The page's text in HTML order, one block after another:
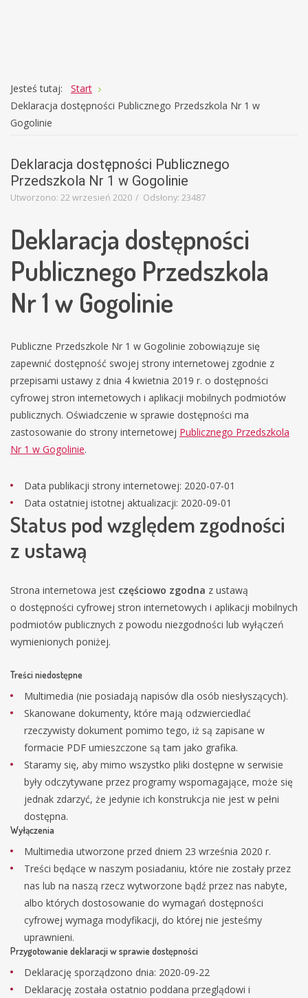
Jesteś tutaj:
Start
Deklaracja dostępności Publicznego Przedszkola Nr 1 w
Gogolinie
Deklaracja dostępności Publicznego
Przedszkola Nr 1 w Gogolinie
Utworzono: 22 wrzesień 2020 Odsłony: 23487
Deklaracja dostępności
Publicznego Przedszkola
Nr 1 w Gogolinie
Publiczne Przedszkole Nr 1 w Gogolinie zobowiązuje się
zapewnić dostępność swojej strony internetowej zgodnie z
przepisami ustawy z dnia 4 kwietnia 2019 r. o dostępności
cyfrowej stron internetowych i aplikacji mobilnych podmiotów
publicznych. Oświadczenie w sprawie dostępności ma
zastosowanie do strony internetowej Publicznego Przedszkola
Nr 1 w Gogolinie.
Data publikacji strony internetowej: 2020-07-01
Data ostatniej istotnej aktualizacji: 2020-09-01
Status pod względem zgodności
z ustawą
Strona internetowa jest częściowo zgodna z ustawą
o dostępności cyfrowej stron internetowych i aplikacji mobilnych
podmiotów publicznych z powodu niezgodności lub wyłączeń
wymienionych poniżej.
Treści niedostępne
Multimedia (nie posiadają napisów dla osób niesłyszących).
Skanowane dokumenty, które mają odzwierciedlać
rzeczywisty dokument pomimo tego, iż są zapisane w
formacie PDF umieszczone są tam jako grafika.
Staramy się, aby mimo wszystko pliki dostępne w serwisie
były odczytywane przez programy wspomagające, może się
jednak zdarzyć, że jedynie ich konstrukcja nie jest w pełni
dostępna.
Wyłączenia
Multimedia utworzone przed dniem 23 września 2020 r.
Treści będące w naszym posiadaniu, które nie zostały przez
nas lub na naszą rzecz wytworzone bądź przez nas nabyte,
albo których dostosowanie do wymagań dostępności
cyfrowej wymaga modyfikacji, do której nie jesteśmy
uprawnieni.
Przygotowanie deklaracji w sprawie dostępności
Deklarację sporządzono dnia: 2020-09-22
Deklarację została ostatnio poddana przeglądowi i